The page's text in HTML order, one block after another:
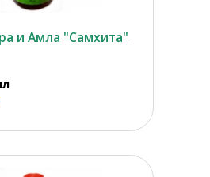
и Амла "Самхита"